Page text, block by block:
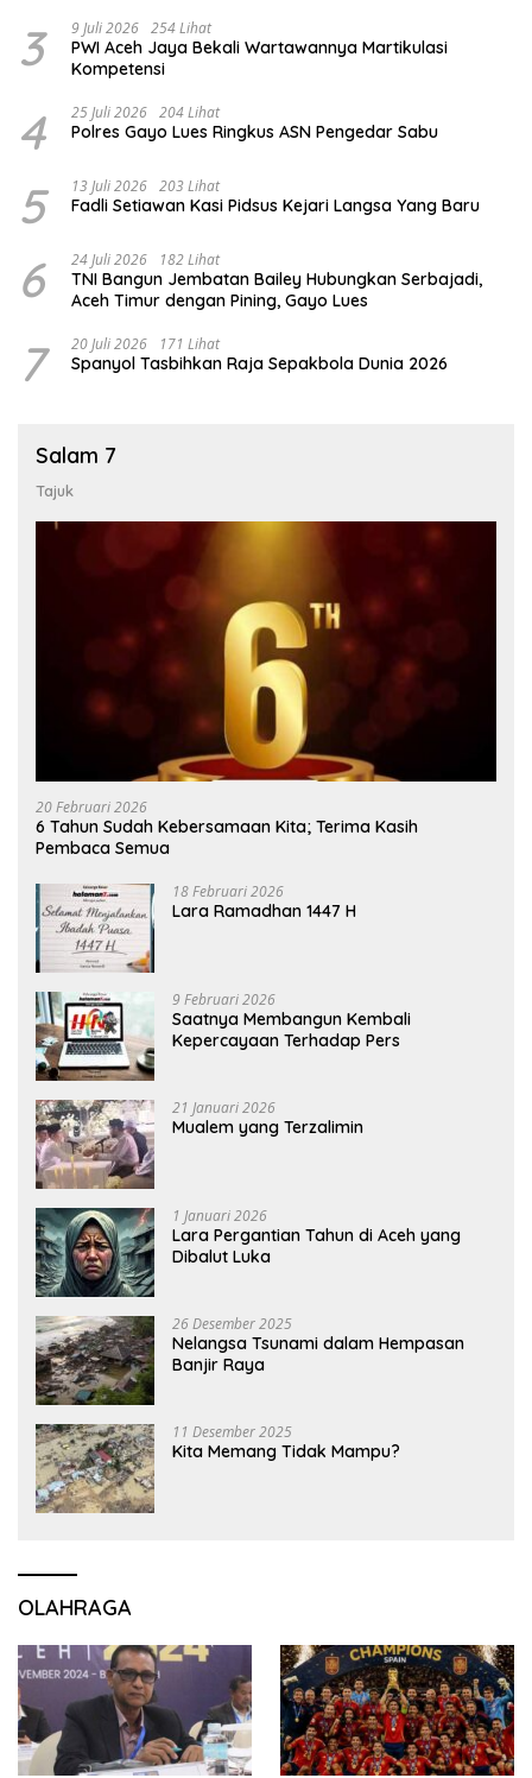
3 9 Juli 2026 254 Lihat
PWI Aceh Jaya Bekali Wartawannya Martikulasi
Kompetensi
4 25 Juli 2026 204 Lihat
Polres Gayo Lues Ringkus ASN Pengedar Sabu
5 13 Juli 2026 203 Lihat
Fadli Setiawan Kasi Pidsus Kejari Langsa Yang Baru
6 24 Juli 2026 182 Lihat
TNI Bangun Jembatan Bailey Hubungkan Serbajadi,
Aceh Timur dengan Pining, Gayo Lues
7 20 Juli 2026 171 Lihat
Spanyol Tasbihkan Raja Sepakbola Dunia 2026
Salam 7
Tajuk
20 Februari 2026
6 Tahun Sudah Kebersamaan Kita; Terima Kasih
Pembaca Semua
18 Februari 2026
Lara Ramadhan 1447 H
9 Februari 2026
Saatnya Membangun Kembali
Kepercayaan Terhadap Pers
21 Januari 2026
Mualem yang Terzalimin
1 Januari 2026
Lara Pergantian Tahun di Aceh yang
Dibalut Luka
26 Desember 2025
Nelangsa Tsunami dalam Hempasan
Banjir Raya
11 Desember 2025
Kita Memang Tidak Mampu?
OLAHRAGA